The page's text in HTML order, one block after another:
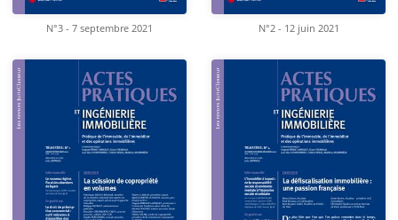
N°3 - 7 septembre 2021 N°2 - 12 juin 2021